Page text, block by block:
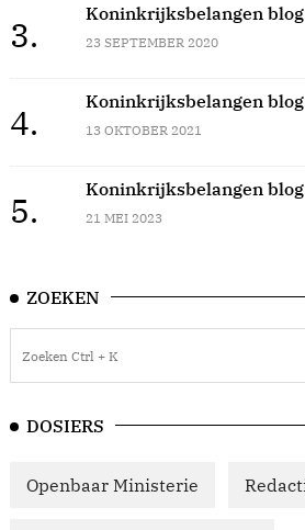
3.
Koninkrijksbelangen
23 SEPTEMBER 2020
4.
Koninkrijksbelangen
13 OKTOBER 2021
5.
Koninkrijksbelangen
21 MEI 2023
ZOEKEN
DOSIERS
Openbaar Ministerie